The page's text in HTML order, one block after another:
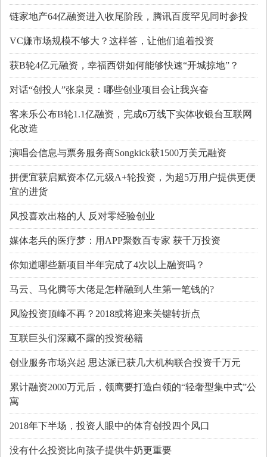
链家地产64亿融资进入收尾阶段，腾讯百度罕见同时参投
VC嫌市场规模不够大？这样答，让他们追着投资
获B轮4亿元融资，幸福西饼如何能够快速“开城掠地”？
对话“创投人”张泉灵：哪些创业项目会让我兴奋
客来乐公布B轮1.1亿融资，完成6万线下实体收银台互联网
化改造
演唱会信息与票务服务商Songkick获1500万美元融资
拼便宜获启赋资本亿元级A+轮投资，为超5万用户提供更便
宜的进货
风投喜欢出格的人 反对零经验创业
媒体老兵的医疗梦：用APP聚数百专家 获千万投资
你知道哪些新项目半年完成了4次以上融资吗？
马云、马化腾等大佬是怎样融到人生第一笔钱的?
风险投资顶峰不再？2018或将迎来关键转折点
互联巨头们深藏不露的投资秘籍
创业服务市场兴起 思达派已获几大机构联合投资千万元
累计融资2000万元后，领鹰要打造白领的“轻奢型集中式”公
寓
2018年下半场，投资人眼中的体育创投四个风口
没有什么投资比向孩子提供牛奶更重要